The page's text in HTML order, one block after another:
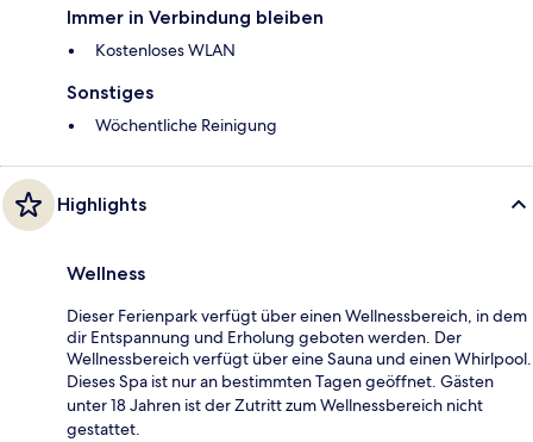
Immer in Verbindung bleiben
Kostenloses WLAN
Sonstiges
Wöchentliche Reinigung
Highlights
Wellness
Dieser Ferienpark verfügt über einen Wellnessbereich, in dem
dir Entspannung und Erholung geboten werden. Der
Wellnessbereich verfügt über eine Sauna und einen Whirlpool.
Dieses Spa ist nur an bestimmten Tagen geöffnet. Gästen
unter 18 Jahren ist der Zutritt zum Wellnessbereich nicht
gestattet.